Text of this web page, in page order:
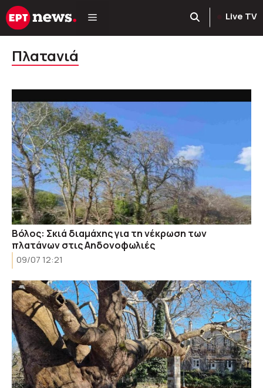
Μετάβαση
σε
Live TV
Πλατανιά
Βόλος: Σκιά διαμάχης για τη νέκρωση των
πλατάνων στις Αηδονοφωλιές
09/07 12:21